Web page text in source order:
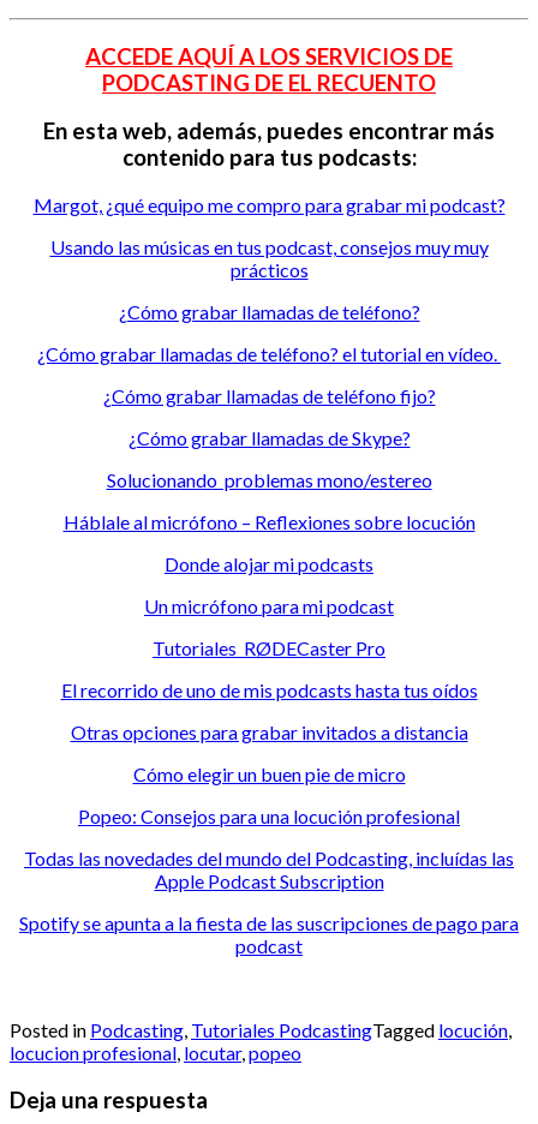
ACCEDE AQUÍ A LOS SERVICIOS DE
PODCASTING DE EL RECUENTO
En esta web, además, puedes encontrar más
contenido para tus podcasts:
Margot, ¿qué equipo me compro para grabar mi podcast?
Usando las músicas en tus podcast, consejos muy muy
prácticos
¿Cómo grabar llamadas de teléfono?
¿Cómo grabar llamadas de teléfono? el tutorial en vídeo.
¿Cómo grabar llamadas de teléfono fijo?
¿Cómo grabar llamadas de Skype?
Solucionando problemas mono/estereo
Háblale al micrófono – Reflexiones sobre locución
Donde alojar mi podcasts
Un micrófono para mi podcast
Tutoriales RØDECaster Pro
El recorrido de uno de mis podcasts hasta tus oídos
Otras opciones para grabar invitados a distancia
Cómo elegir un buen pie de micro
Popeo: Consejos para una locución profesional
Todas las novedades del mundo del Podcasting, incluídas las
Apple Podcast Subscription
Spotify se apunta a la fiesta de las suscripciones de pago para
podcast
Posted in Podcasting, Tutoriales PodcastingTagged locución,
locucion profesional, locutar,popeo
Deja una respuesta